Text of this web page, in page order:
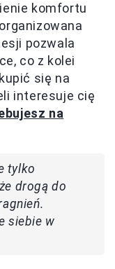
komfortu
pozwala
co z kolei
się na
interesuje cię
na
tylko
drogą do
siebie w